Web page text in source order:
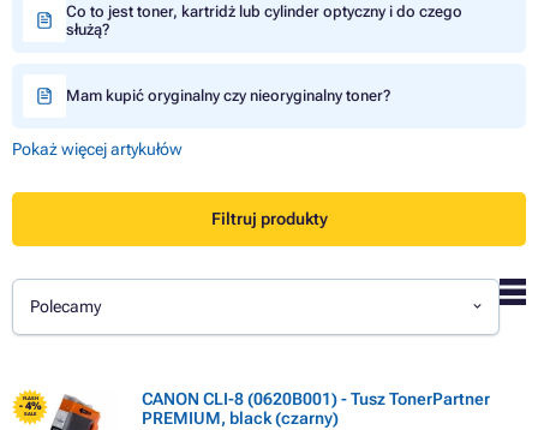
Co to jest toner, kartridż lub cylinder optyczny i do czego
służą?
Mam kupić oryginalny czy nieoryginalny toner?
Pokaż więcej artykułów
Filtruj produkty
Polecamy
FLASH
- 4%
SALE
CANON CLI-8 (0620B001) - Tusz TonerPartner
PREMIUM, black (czarny)